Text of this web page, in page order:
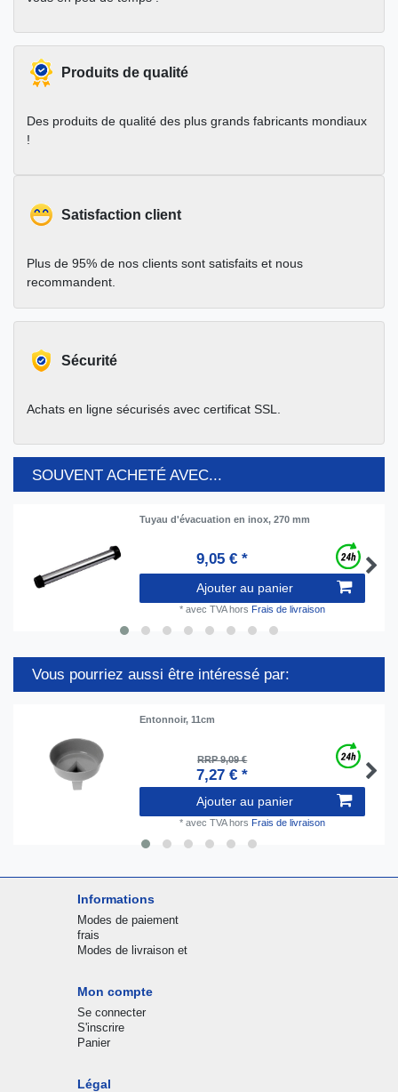
Produits de qualité
Des produits de qualité des plus grands fabricants mondiaux
!
Satisfaction client
Plus de 95% de nos clients sont satisfaits et nous
recommandent.
Sécurité
Achats en ligne sécurisés avec certificat SSL.
SOUVENT ACHETÉ AVEC...
Tuyau d'évacuation en inox, 270 mm
9,05 € *
Ajouter au panier
* avec TVAhors Frais de livraison
Vous pourriez aussi être intéressé par:
Entonnoir, 11cm
RRP 9,09 €
7,27 € *
Ajouter au panier
* avec TVAhors Frais de livraison
Informations
Modes de paiement
frais
Modes de livraison et
Mon compte
Se connecter
S'inscrire
Panier
Légal